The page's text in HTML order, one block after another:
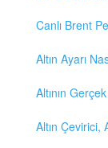
Canlı Brent
Altın Ayarı
Altının
Altın Çevirici,